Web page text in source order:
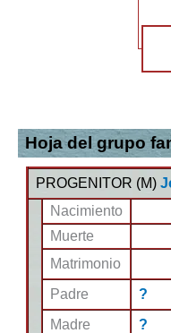
Hoja del grupo
PROGENITOR (M)
Nacimiento
Muerte
Matrimonio
Padre
?
Madre
?